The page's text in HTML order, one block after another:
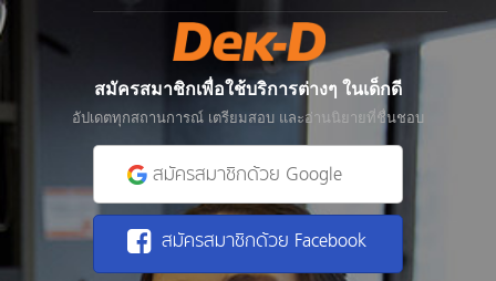
สมัครสมาชิกเพื่อใช้บริการต่างๆ ในเด็กดี
อัปเดตทุกสถานการณ์ เตรียมสอบ และอ่านนิยายที่ชื่นชอบ
สมัครสมาชิกด้วย Google
สมัครสมาชิกด้วย Facebook